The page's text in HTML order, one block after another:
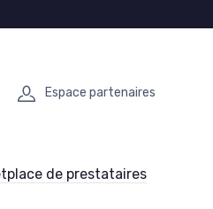
Espace partenaires
de prestataires